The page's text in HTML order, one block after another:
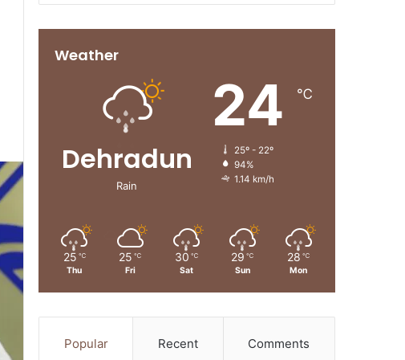
Weather
Dehradun
Rain
24 ℃
25º - 22º
94%
1.14 km/h
25 ℃
Thu
25 ℃
Fri
30 ℃
Sat
29 ℃
Sun
28 ℃
Mon
Popular Recent Comments